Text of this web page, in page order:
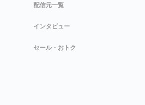
配信元一覧
インタビュー
セール・おトク